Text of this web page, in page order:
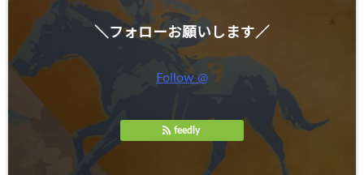
＼フォローお願いします／
Follow @
feedly